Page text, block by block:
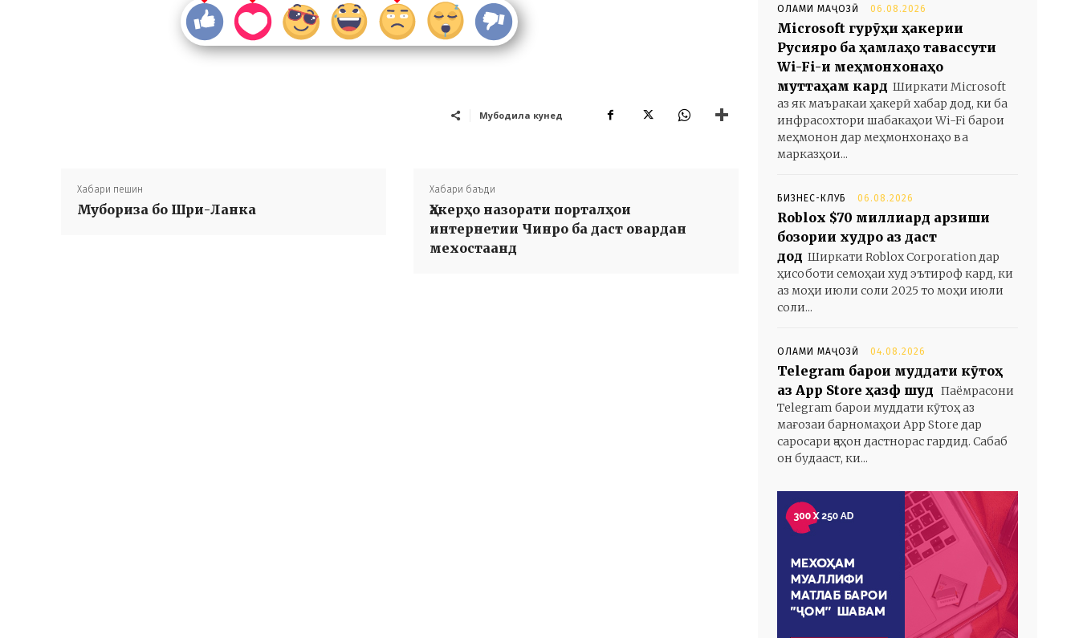
Мубодила кунед
Хабари пешин
Мубориза бо Шри-Ланка
Хабари баъди
Ҳакерҳо назорати порталҳои
интернетии Чинро ба даст овардан
мехостаанд
ОЛАМИ МАҶОЗӢ 06.08.2026
Microsoft гурӯҳи ҳакерии
Русияро ба ҳамлаҳо тавассути
Wi-Fi-и меҳмонхонаҳо
муттаҳам кард Ширкати Microsoft
аз як маъракаи ҳакерӣ хабар дод, ки ба
инфрасохтори шабакаҳои Wi-Fi барои
меҳмонон дар меҳмонхонаҳо ва
марказҳои...
БИЗНЕС-КЛУБ 06.08.2026
Roblox $70 миллиард арзиши
бозории худро аз даст
дод Ширкати Roblox Corporation дар
ҳисоботи семоҳаи худ эътироф кард, ки
аз моҳи июли соли 2025 то моҳи июли
соли...
ОЛАМИ МАҶОЗӢ 04.08.2026
Telegram барои муддати кӯтоҳ
аз App Store ҳазф шуд Паёмрасони
Telegram барои муддати кӯтоҳ аз
мағозаи барномаҳои App Store дар
саросари ҷаҳон дастнорас гардид. Сабаб
он будааст, ки...